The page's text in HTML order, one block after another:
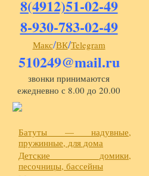
8(4912)51-02-49
8-930-783-02-49
Макс/ВК/Telegram
510249@mail.ru
звонки принимаются
ежедневно с 8.00 до 20.00
Батуты — надувные,
пружинные, для дома
Детские домики,
песочницы, бассейны